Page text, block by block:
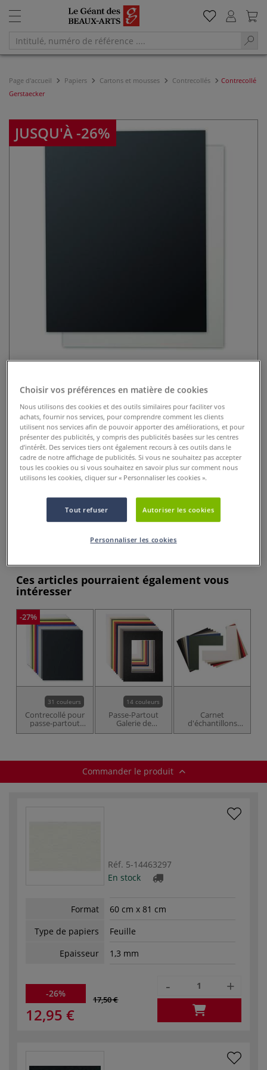
Page d'accueil Papiers Cartons et mousses Contrecollés
Contrecollé
Gerstaecker
JUSQU'À -26%
Contrecollé Gerstaecker
2 Commentaires
Format 60 x 81 cm ou 81 x 120 cm. Fabriqué sans acide.
100% cellulose purifiée. Ame noire. Epaisseur 1,4 mm.
Commande minimale : 5 cartons.
Plus
dès 12,95 €
Ces articles pourraient également vous
intéresser
-27%
31 couleurs
Contrecollé pour
passe-partout
Gerstaecker
14 couleurs
Passe-Partout
Galerie de
Crescent
Carnet
d'échantillons
Gerstaecker pour
Commander le produit
Réf. 5-14463297
En stock
Format
60 cm x 81 cm
Type de papiers
Feuille
Epaisseur
1,3 mm
-26%
17,50 €
12,95 €
- +
Choisir vos préférences en matière de cookies
Nous utilisons des cookies et des outils similaires pour faciliter vos
achats, fournir nos services, pour comprendre comment les clients
utilisent nos services afin de pouvoir apporter des améliorations, et pour
présenter des publicités, y compris des publicités basées sur les centres
d’intérêt. Des services tiers ont également recours à ces outils dans le
cadre de notre affichage de publicités. Si vous ne souhaitez pas accepter
tous les cookies ou si vous souhaitez en savoir plus sur comment nous
utilisons les cookies, cliquer sur « Personnaliser les cookies ».
Tout refuser Autoriser les cookies
Personnaliser les cookies